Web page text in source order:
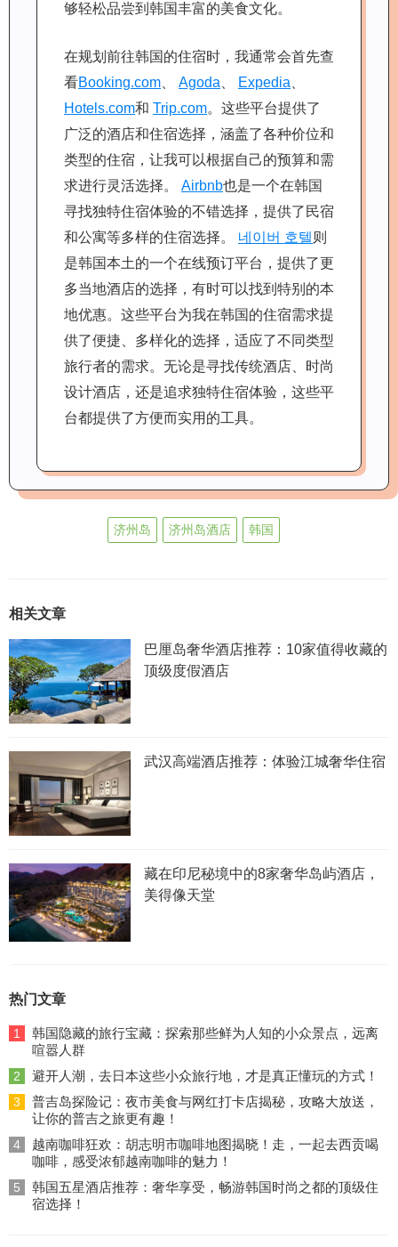
够轻松品尝到韩国丰富的美食文化。
在规划前往韩国的住宿时，我通常会首先查
看Booking.com、 Agoda、 Expedia、
Hotels.com和 Trip.com。这些平台提供了
广泛的酒店和住宿选择，涵盖了各种价位和
类型的住宿，让我可以根据自己的预算和需
求进行灵活选择。 Airbnb也是一个在韩国
寻找独特住宿体验的不错选择，提供了民宿
和公寓等多样的住宿选择。 네이버 호텔 则
是韩国本土的一个在线预订平台，提供了更
多当地酒店的选择，有时可以找到特别的本
地优惠。这些平台为我在韩国的住宿需求提
供了便捷、多样化的选择，适应了不同类型
旅行者的需求。无论是寻找传统酒店、时尚
设计酒店，还是追求独特住宿体验，这些平
台都提供了方便而实用的工具。
济州岛 济州岛酒店 韩国
相关文章
巴厘岛奢华酒店推荐：10家值得收藏的
顶级度假酒店
武汉高端酒店推荐：体验江城奢华住宿
藏在印尼秘境中的8家奢华岛屿酒店，
美得像天堂
热门文章
1
韩国隐藏的旅行宝藏：探索那些鲜为人知的小众景点，远离
喧嚣人群
2 避开人潮，去日本这些小众旅行地，才是真正懂玩的方式！
3
普吉岛探险记：夜市美食与网红打卡店揭秘，攻略大放送，
让你的普吉之旅更有趣！
4
越南咖啡狂欢：胡志明市咖啡地图揭晓！走，一起去西贡喝
咖啡，感受浓郁越南咖啡的魅力！
5
韩国五星酒店推荐：奢华享受，畅游韩国时尚之都的顶级住
宿选择！